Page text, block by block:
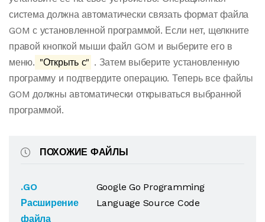
система должна автоматически связать формат файла
GOM с установленной программой. Если нет, щелкните
правой кнопкой мыши файл GOM и выберите его в
меню. "Открыть с" . Затем выберите установленную
программу и подтвердите операцию. Теперь все файлы
GOM должны автоматически открываться выбранной
программой.
ПОХОЖИЕ ФАЙЛЫ
.GO
Расширение
файла
Google Go Programming
Language Source Code